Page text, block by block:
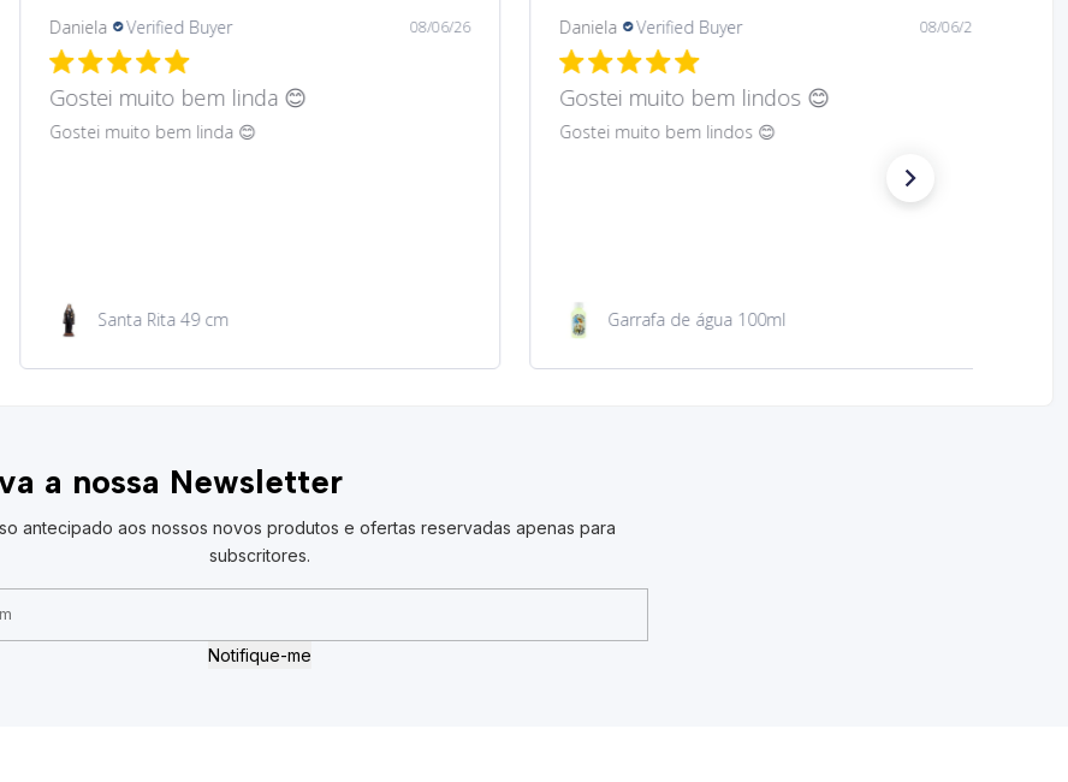
Daniela Verified Buyer 08/06/26
Gostei muito bem lindos 😊
Gostei muito bem lindos 😊
Garrafa de água 100ml
Mary Verified Buyer 08/05/26
Hard to find Saint
Absolutely wonderful!
São Jacinto 23 cm
a nossa Newsletter
antecipado aos nossos novos produtos e ofertas reservadas apenas para
subscritores.
Notifique-me